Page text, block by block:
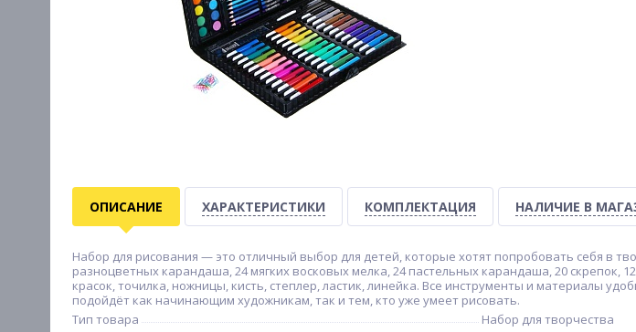
ОПИСАНИЕ ХАРАКТЕРИСТИКИ КОМПЛЕКТАЦИЯ НАЛИЧИЕ В
Набор для рисования — это отличный выбор для детей, которые хотят попробовать себя в
разноцветных карандаша, 24 мягких восковых мелка, 24 пастельных карандаша, 20 скрепок,
красок, точилка, ножницы, кисть, степлер, ластик, линейка. Все инструменты и материалы
подойдёт как начинающим художникам, так и тем, кто уже умеет рисовать.
Тип товара
Набор для творчества